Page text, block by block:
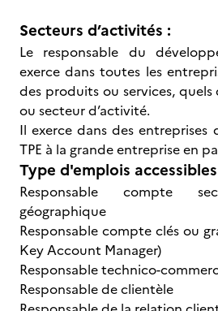
Secteurs d’activités :
Le responsable du
exerce dans toutes les
des produits ou services,
ou secteur d’activité.
Il exerce dans des
TPE à la grande entreprise en
Type d'emplois
Responsable compte
géographique
Responsable compte clés ou
Key Account Manager)
Responsable technico-
Responsable de clientèle